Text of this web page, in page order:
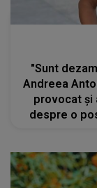
"Sunt
Andreea
provocat și
despre o